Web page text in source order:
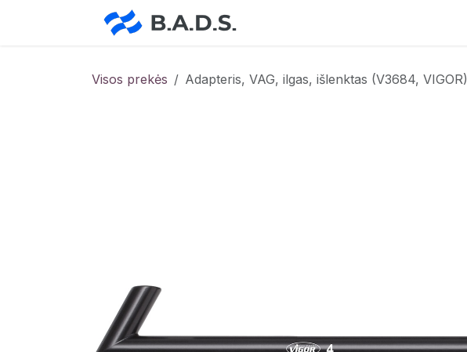
Visos prekės Adapteris, VAG, ilgas, išlenktas (V3684, VIGOR)